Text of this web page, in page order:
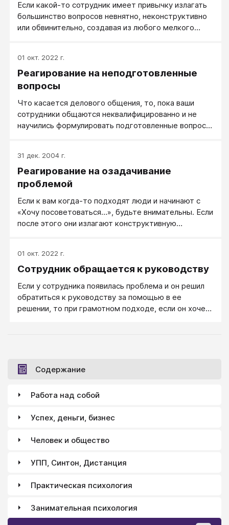
Если какой-то сотрудник имеет привычку излагать
большинство вопросов невнятно, неконструктивно
или обвинительно, создавая из любого мелкого
ситуации, когда он наедет на кого-то другого, но —
неудачно, не результативно, а еще лучше —
нарвался на неприятности.
01 окт. 2022 г.
Реагирование на неподготовленные
вопросы
Что касается делового общения, то, пока ваши
сотрудники общаются неквалифицированно и не
научились формулировать подготовленные вопросы,
(в компетенции сотрудника, но задача непростая и
висит ответственность), а сотрудник говорит: "Да,
вот только я не понимаю…" и "А вот это как?», — и,
вы формулируете ему задачу) переваливает на вас
решение этой проблемы.
31 дек. 2004 г.
Реагирование на озадачивание
проблемой
Если к вам когда-то подходят люди и начинают с
«Хочу посоветоваться…», будьте внимательны. Если
после этого они излагают конструктивную
на запрос по существу.
01 окт. 2022 г.
Сотрудник обращается к руководству
Если у сотрудника появилась проблема и он решил
обратиться к руководству за помощью в ее
решении, то при грамотном подходе, если он хочет,
Содержание
Работа над собой
Успех, деньги, бизнес
Человек и общество
УПП, Синтон, Дистанция
Практическая психология
Занимательная психология